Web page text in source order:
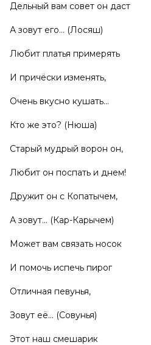
Дельный вам совет он даст
А зовут его... (Лосяш)
Любит платья примерять
И причёски изменять,
Очень вкусно кушать...
Кто же это? (Нюша)
Старый мудрый ворон он,
Любит он поспать и днем!
Дружит он с Копатычем,
А зовут... (Кар-Карычем)
Может вам связать носок
И помочь испечь пирог
Отличная певунья,
Зовут её... (Совунья)
Этот наш смешарик